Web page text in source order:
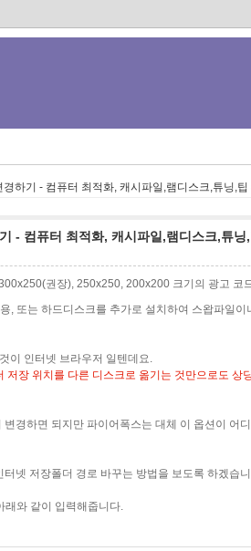
하기 - 컴퓨터 최적화, 캐시파일,램디스크,튜닝,팁
- 컴퓨터 최적화, 캐시파일,램디스크,튜닝
권장), 250x250, 200x200 크기의 광고 코
, 또는 하드디스크를 추가로 설치하여 스왑파일
이 인터넷 브라우저 일텐데요.
저장 위치를 다른 디스크로 옮기는 것만으로도 상
경하면 되지만 파이어폭스는 대체 이 옵션이 어
넷 저장폴더 경로 바꾸는 방법을 보도록 하겠습니
와 같이 입력해줍니다.